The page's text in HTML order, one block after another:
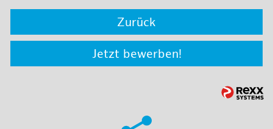
Zurück
Jetzt bewerben!